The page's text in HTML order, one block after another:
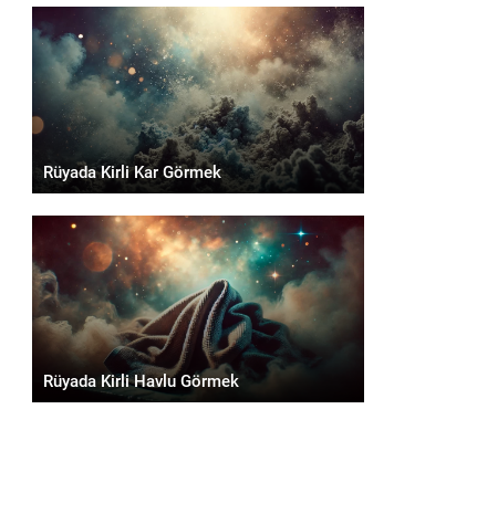
Rüyada Kirli Kar Görmek
Rüyada Kirli Havlu Görmek